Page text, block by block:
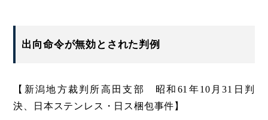
出向命令が無効とされた判例
【新潟地方裁判所高田支部 昭和61年10月31日判
決、日本ステンレス・日ス梱包事件】